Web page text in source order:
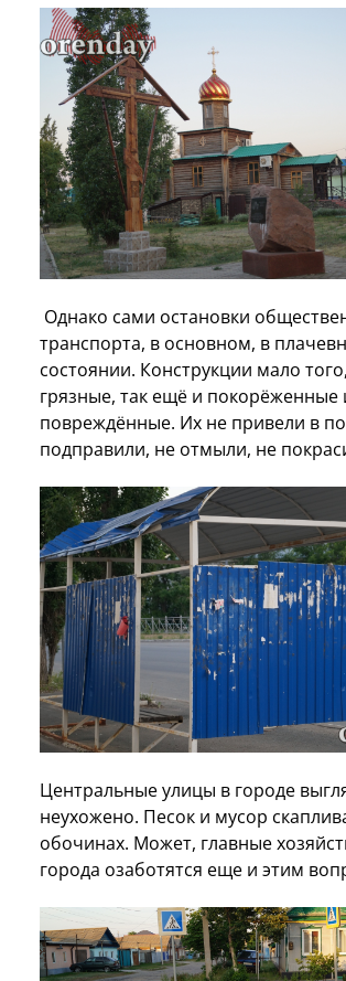
Однако сами остановки
транспорта, в основном, в
состоянии. Конструкции мало
грязные, так ещё и покорёженные
повреждённые. Их не привели в
подправили, не отмыли, не
Центральные улицы в городе
неухожено. Песок и мусор
обочинах. Может, главные
города озаботятся еще и этим